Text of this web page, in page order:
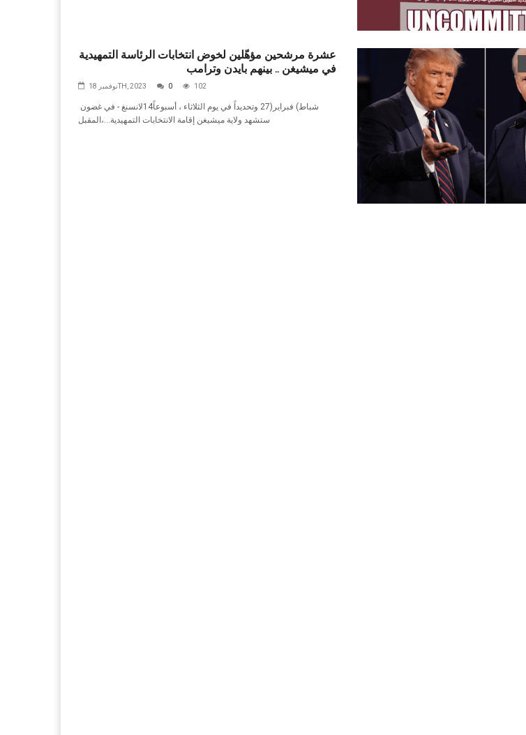
عشرة مرشحين مؤهّلين لخوض انتخابات الرئاسة التمهيدية
في ميشيغن .. بينهم بايدن وترامب
نوفمبر 18TH, 2023 0 102